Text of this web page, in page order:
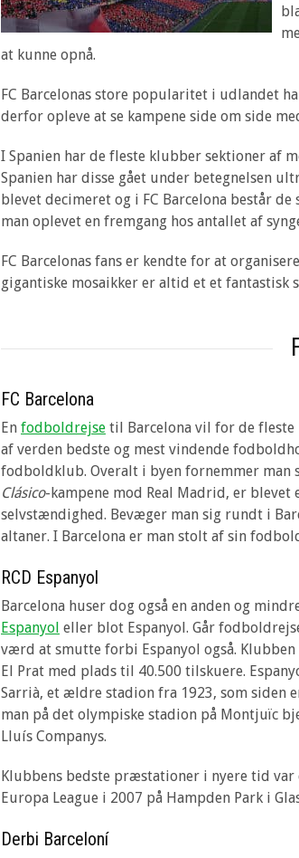
at kunne opnå.
FC Barcelonas store popularitet i udlandet
derfor opleve at se kampene side om side
I Spanien har de fleste klubber sektioner af
Spanien har disse gået under betegnelsen
blevet decimeret og i FC Barcelona består
man oplevet en fremgang hos antallet af
FC Barcelonas fans er kendte for at
gigantiske mosaikker er altid et et fantastisk
FC Barcelona
En fodboldrejse til Barcelona vil for de fleste
af verden bedste og mest vindende
fodboldklub. Overalt i byen fornemmer man
Clásico-kampene mod Real Madrid, er blevet
selvstændighed. Bevæger man sig rundt i
altaner. I Barcelona er man stolt af sin
RCD Espanyol
Barcelona huser dog også en anden og
Espanyol eller blot Espanyol. Går
værd at smutte forbi Espanyol også.
El Prat med plads til 40.500 tilskuere.
Sarrià, et ældre stadion fra 1923, som siden
man på det olympiske stadion på Montjuïc
Lluís Companys.
Klubbens bedste præstationer i nyere tid var
Europa League i 2007 på Hampden Park i
Derbi Barceloní